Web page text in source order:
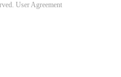
User Agreement